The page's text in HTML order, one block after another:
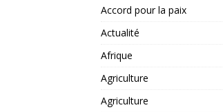
Accord pour la paix
Actualité
Afrique
Agriculture
Agriculture